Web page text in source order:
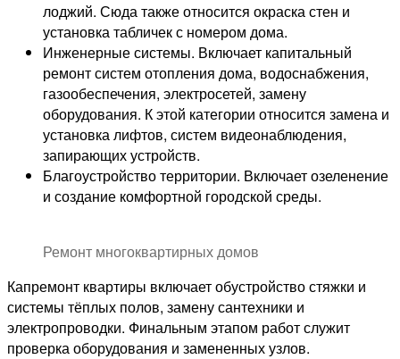
лоджий. Сюда также относится окраска стен и
установка табличек с номером дома.
Инженерные системы. Включает капитальный
ремонт систем отопления дома, водоснабжения,
газообеспечения, электросетей, замену
оборудования. К этой категории относится замена и
установка лифтов, систем видеонаблюдения,
запирающих устройств.
Благоустройство территории. Включает озеленение
и создание комфортной городской среды.
Ремонт многоквартирных домов
Капремонт квартиры включает обустройство стяжки и
системы тёплых полов, замену сантехники и
электропроводки. Финальным этапом работ служит
проверка оборудования и замененных узлов.